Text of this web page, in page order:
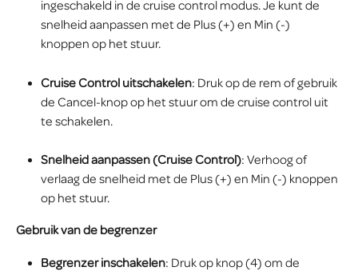
ingeschakeld in de cruise control modus. Je kunt de
snelheid aanpassen met de Plus (+) en Min (-)
knoppen op het stuur.
Cruise Control uitschakelen: Druk op de rem of gebruik
de Cancel-knop op het stuur om de cruise control uit
te schakelen.
Snelheid aanpassen (Cruise Control): Verhoog of
verlaag de snelheid met de Plus (+) en Min (-) knoppen
op het stuur.
Gebruik van de begrenzer
Begrenzer inschakelen: Druk op knop (4) om de